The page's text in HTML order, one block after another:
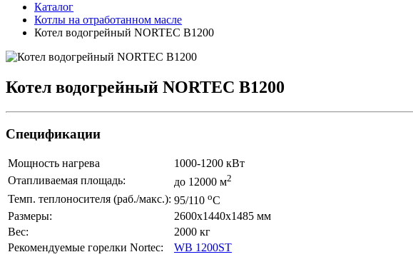
Каталог
Котлы на отработанном масле
Котел водогрейный NORTEC B1200
Котел водогрейный NORTEC B1200
Спецификации
Мощность нагрева
1000-1200 кВт
Отапливаемая площадь:
до 12000 м2
Темп. теплоносителя (раб./макс.): 95/110 оС
Размеры:
2600х1440х1485 мм
Вес:
2000 кг
Рекомендуемые горелки Nortec:
WB 1200ST